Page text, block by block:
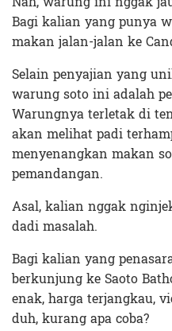
Bagi kalian yang punya
makan jalan-jalan ke
Selain penyajian yang
warung soto ini adalah
Warungnya terletak di
akan melihat padi
menyenangkan makan
pemandangan.
Asal, kalian nggak
dadi masalah.
Bagi kalian yang
berkunjung ke Saoto
enak, harga terjangkau,
duh, kurang apa coba?